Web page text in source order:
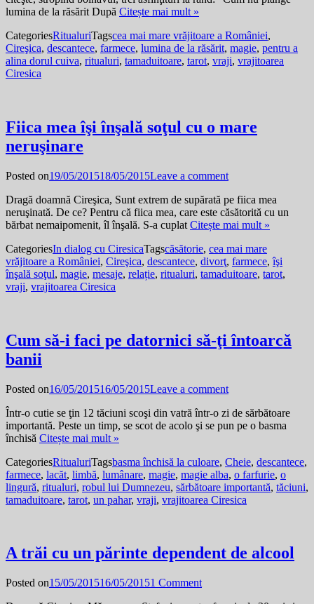
lumina de la răsărit După Citește mai mult »
CategoriesRitualuriTagscea mai mare vrăjitoare a României,
Cireşica, descantece, farmece, lumina de la răsărit, magie, pentru a
alina dorul cuiva, ritualuri, tamaduitoare, tarot, vraji, vrajitoarea
Ciresica
Fiica mea îşi înşală soţul cu o mare
neruşinare
Posted on19/05/201518/05/2015Leave a comment
Dragă doamnă Cireşica, Sunt extrem de supărată pe fiica mea
neruşinată. De ce? Pentru că fiica mea, care este căsătorită cu un
bărbat nemaipomenit, îl înşală. S-a cuplat Citește mai mult »
CategoriesIn dialog cu CiresicaTagscăsătorie, cea mai mare
vrăjitoare a României, Cireşica, descantece, divorţ, farmece,îşi
înşală soţul, magie, mesaje, relație, ritualuri, tamaduitoare, tarot,
vraji, vrajitoarea Ciresica
Cum să-i faci pe datornici să-ţi întoarcă
banii
Posted on16/05/201516/05/2015Leave a comment
Într-o cutie se ţin 12 tăciuni scoşi din vatră într-o zi de sărbătoare
importantă. Peste un timp, se scot de acolo şi se pun pe o basma
închisă Citește mai mult »
CategoriesRitualuriTagsbasma închisă la culoare, Cheie, descantece,
farmece, lacăt, limbă, lumânare, magie, magie alba, o farfurie, o
lingură, ritualuri, robul lui Dumnezeu, sărbătoare importantă, tăciuni,
tamaduitoare, tarot, un pahar, vraji, vrajitoarea Ciresica
A trăi cu un părinte dependent de alcool
Posted on15/05/201516/05/20151 Comment